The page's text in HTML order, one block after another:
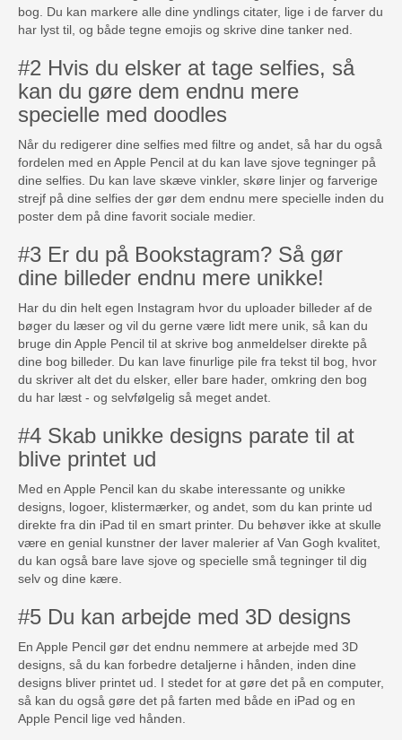
bog. Du kan markere alle dine yndlings citater, lige i de farver du
har lyst til, og både tegne emojis og skrive dine tanker ned.
#2 Hvis du elsker at tage selfies, så
kan du gøre dem endnu mere
specielle med doodles
Når du redigerer dine selfies med filtre og andet, så har du også
fordelen med en Apple Pencil at du kan lave sjove tegninger på
dine selfies. Du kan lave skæve vinkler, skøre linjer og farverige
strejf på dine selfies der gør dem endnu mere specielle inden du
poster dem på dine favorit sociale medier.
#3 Er du på Bookstagram? Så gør
dine billeder endnu mere unikke!
Har du din helt egen Instagram hvor du uploader billeder af de
bøger du læser og vil du gerne være lidt mere unik, så kan du
bruge din Apple Pencil til at skrive bog anmeldelser direkte på
dine bog billeder. Du kan lave finurlige pile fra tekst til bog, hvor
du skriver alt det du elsker, eller bare hader, omkring den bog
du har læst - og selvfølgelig så meget andet.
#4 Skab unikke designs parate til at
blive printet ud
Med en Apple Pencil kan du skabe interessante og unikke
designs, logoer, klistermærker, og andet, som du kan printe ud
direkte fra din iPad til en smart printer. Du behøver ikke at skulle
være en genial kunstner der laver malerier af Van Gogh kvalitet,
du kan også bare lave sjove og specielle små tegninger til dig
selv og dine kære.
#5 Du kan arbejde med 3D designs
En Apple Pencil gør det endnu nemmere at arbejde med 3D
designs, så du kan forbedre detaljerne i hånden, inden dine
designs bliver printet ud. I stedet for at gøre det på en computer,
så kan du også gøre det på farten med både en iPad og en
Apple Pencil lige ved hånden.